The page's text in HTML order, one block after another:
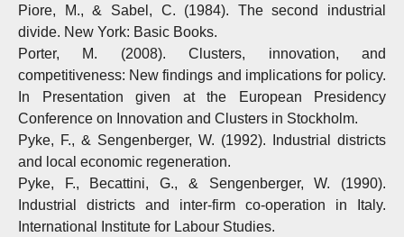
Piore, M., & Sabel, C. (1984). The second industrial
divide. New York: Basic Books.
Porter, M. (2008). Clusters, innovation, and
competitiveness: New findings and implications for policy.
In Presentation given at the European Presidency
Conference on Innovation and Clusters in Stockholm.
Pyke, F., & Sengenberger, W. (1992). Industrial districts
and local economic regeneration.
Pyke, F., Becattini, G., & Sengenberger, W. (1990).
Industrial districts and inter-firm co-operation in Italy.
International Institute for Labour Studies.